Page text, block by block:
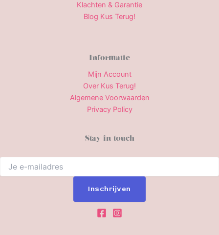
Klachten & Garantie
Blog Kus Terug!
Informatie
Mijn Account
Over Kus Terug!
Algemene Voorwaarden
Privacy Policy
Stay in touch